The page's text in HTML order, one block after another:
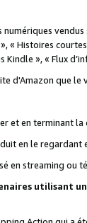
Histoires
», « Flux
d'Amazon que le
en terminant
en le regardant
en streaming ou
utilisant